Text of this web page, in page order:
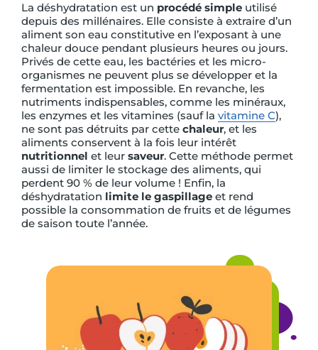
La déshydratation est un procédé simple utilisé
depuis des millénaires. Elle consiste à extraire d’un
aliment son eau constitutive en l’exposant à une
chaleur douce pendant plusieurs heures ou jours.
Privés de cette eau, les bactéries et les micro-
organismes ne peuvent plus se développer et la
fermentation est impossible. En revanche, les
nutriments indispensables, comme les minéraux,
les enzymes et les vitamines (sauf la vitamine C),
ne sont pas détruits par cette chaleur, et les
aliments conservent à la fois leur intérêt
nutritionnel et leur saveur. Cette méthode permet
aussi de limiter le stockage des aliments, qui
perdent 90 % de leur volume ! Enfin, la
déshydratation limite le gaspillage et rend
possible la consommation de fruits et de légumes
de saison toute l’année.